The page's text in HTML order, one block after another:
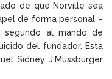
de que Norville sea
de forma personal –
al mando de
del fundador. Esta
Sidney J.Mussburger